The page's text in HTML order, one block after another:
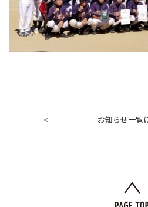
< お知らせ一覧